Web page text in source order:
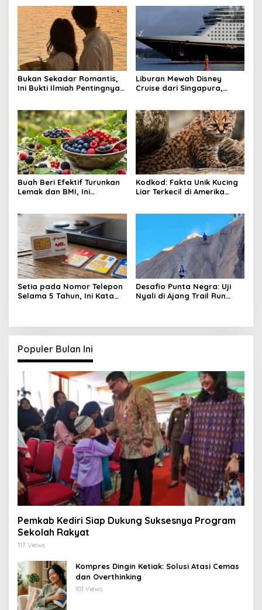
Bukan Sekadar Romantis,
Ini Bukti Ilmiah Pentingnya
Liburan Mewah Disney
Cruise dari Singapura,
Buah Beri Efektif Turunkan
Lemak dan BMI, Ini
Kodkod: Fakta Unik Kucing
Liar Terkecil di Amerika
Setia pada Nomor Telepon
Selama 5 Tahun, Ini Kata
Desafio Punta Negra: Uji
Nyali di Ajang Trail Run
Populer Bulan Ini
Pemkab Kediri Siap Dukung Suksesnya Program
Sekolah Rakyat
117 Views
Kompres Dingin Ketiak: Solusi Atasi Cemas
dan Overthinking
101 Views